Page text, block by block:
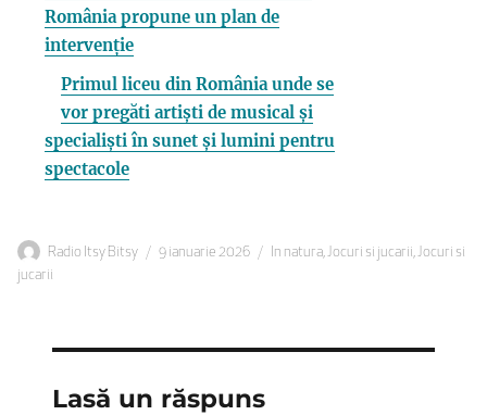
România propune un plan de
intervenție
Primul liceu din România unde se
vor pregăti artiști de musical și
specialiști în sunet și lumini pentru
spectacole
Autor
Radio Itsy Bitsy
Publicat
9 ianuarie 2026 Categorii
In natura,Jocuri si jucarii,Jocuri si
jucarii
Lasă un răspuns